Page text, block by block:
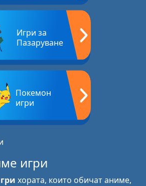
Игри за
Пазаруване
Покемон
игри
игри
хората, които обичат аниме,